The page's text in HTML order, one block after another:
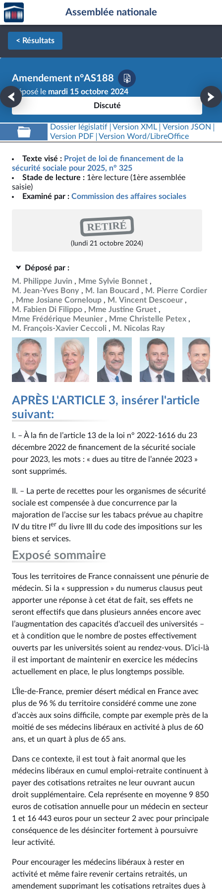
Aller au contenu
Aller en bas de la page
Accèder
à la
page
d'accueil
Assemblée nationale
< Résultats
Amendement n°AS188
Déposé le mardi 15 octobre 2024
Discuté
Dossier législatif Version XML
Version JSON
Version PDF
Version Word/LibreOffice
Texte visé : Projet de loi de financement de la
sécurité sociale pour 2025, n° 325
Stade de lecture : 1ère lecture (1ère assemblée
saisie)
Examiné par : Commission des affaires sociales
RETIRÉ
(lundi 21 octobre 2024)
Déposé par :
M. Philippe Juvin
Mme Sylvie Bonnet
M. Jean-Yves Bony
M. Ian Boucard
M. Pierre Cordier
Mme Josiane Corneloup
M. Vincent Descoeur
M. Fabien Di Filippo
Mme Justine Gruet
Mme Frédérique Meunier
Mme Christelle Petex
M. François-Xavier Ceccoli
M. Nicolas Ray
APRÈS L'ARTICLE 3, insérer l'article
suivant:
I. – À la fin de l’article 13 de la loi n° 2022‑1616 du 23
décembre 2022 de financement de la sécurité sociale
pour 2023, les mots : « dues au titre de l’année 2023 »
sont supprimés.
II. – La perte de recettes pour les organismes de sécurité
sociale est compensée à due concurrence par la
majoration de l’accise sur les tabacs prévue au chapitre
IV du titre I er du livre III du code des impositions sur les
biens et services.
Exposé sommaire
Tous les territoires de France connaissent une pénurie de
médecin. Si la « suppression » du numerus clausus peut
apporter une réponse à cet état de fait, ses effets ne
seront effectifs que dans plusieurs années encore avec
l’augmentation des capacités d’accueil des universités –
et à condition que le nombre de postes effectivement
ouverts par les universités soient au rendez-vous. D’ici-là
il est important de maintenir en exercice les médecins
actuellement en place, le plus longtemps possible.
L’Île-de-France, premier désert médical en France avec
plus de 96 % du territoire considéré comme une zone
d’accès aux soins difficile, compte par exemple près de la
moitié de ses médecins libéraux en activité à plus de 60
ans, et un quart à plus de 65 ans.
Dans ce contexte, il est tout à fait anormal que les
médecins libéraux en cumul emploi-retraite continuent à
payer des cotisations retraites ne leur ouvrant aucun
droit supplémentaire. Cela représente en moyenne 9 850
euros de cotisation annuelle pour un médecin en secteur
1 et 16 443 euros pour un secteur 2 avec pour principale
conséquence de les désinciter fortement à poursuivre
leur activité.
Pour encourager les médecins libéraux à rester en
activité et même faire revenir certains retraités, un
amendement supprimant les cotisations retraites dues à